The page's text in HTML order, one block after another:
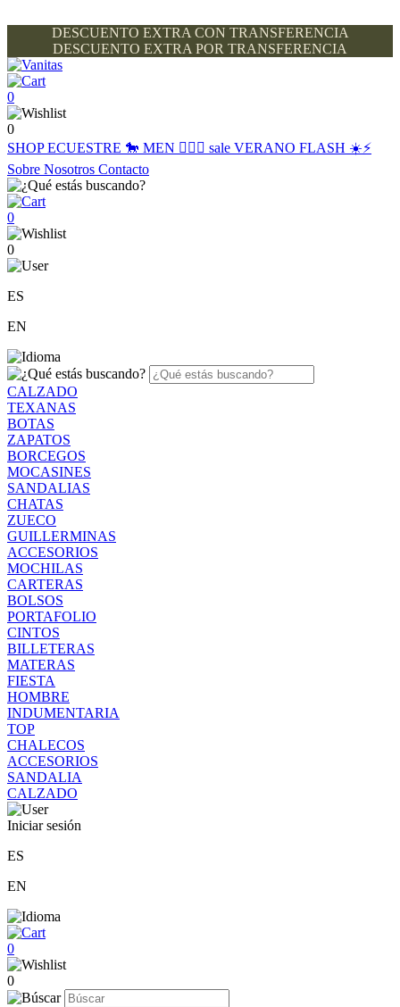
DESCUENTO EXTRA CON TRANSFERENCIA
DESCUENTO EXTRA POR TRANSFERENCIA
0
0
SHOPECUESTRE 🐎 MEN 🙋🏽‍♂️ sale VERANO FLASH ☀️⚡️
Sobre Nosotros Contacto
0
0
ES
EN
CALZADO
TEXANAS
BOTAS
ZAPATOS
BORCEGOS
MOCASINES
SANDALIAS
CHATAS
ZUECO
GUILLERMINAS
ACCESORIOS
MOCHILAS
CARTERAS
BOLSOS
PORTAFOLIO
CINTOS
BILLETERAS
MATERAS
FIESTA
HOMBRE
INDUMENTARIA
TOP
CHALECOS
ACCESORIOS
SANDALIA
CALZADO
Iniciar sesión
ES
EN
0
0